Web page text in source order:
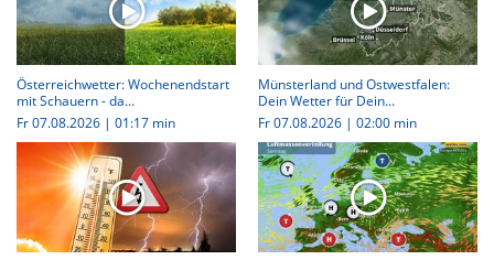
Österreichwetter: Wochenendstart
mit Schauern - da...
Fr 07.08.2026 | 01:17 min
Münsterland und Ostwestfalen:
Dein Wetter für Dein...
Fr 07.08.2026 | 02:00 min